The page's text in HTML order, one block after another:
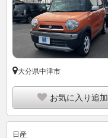
大分県中津市
お気に入り追加
日産